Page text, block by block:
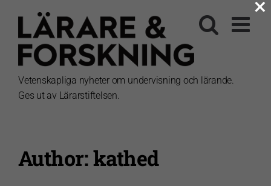
innehållet
Vetenskapliga nyheter om undervisning och lärande.
Ges ut av Lärarstiftelsen.
Author: kathed